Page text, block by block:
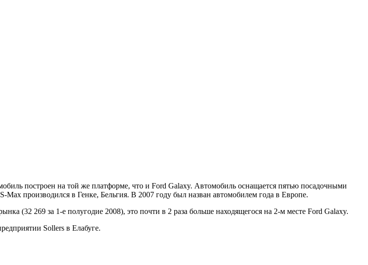
построен на той же платформе, что и Ford Galaxy. Автомобиль оснащается пятью посадочными
производился в Генке, Бельгия. В 2007 году был назван автомобилем года в Европе.
(32 269 за 1-е полугодие 2008), это почти в 2 раза больше находящегося на 2-м месте Ford Galaxy.
Sollers в Елабуге.